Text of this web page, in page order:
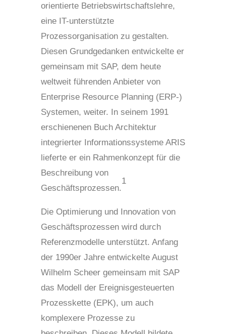
orientierte Betriebswirtschaftslehre,
eine IT-unterstützte
Prozessorganisation zu gestalten.
Diesen Grundgedanken entwickelte er
gemeinsam mit SAP, dem heute
weltweit führenden Anbieter von
Enterprise Resource Planning (ERP-)
Systemen, weiter. In seinem 1991
erschienenen Buch Architektur
integrierter Informationssysteme ARIS
lieferte er ein Rahmenkonzept für die
Beschreibung von
Geschäftsprozessen.
1
Die Optimierung und Innovation von
Geschäftsprozessen wird durch
Referenzmodelle unterstützt. Anfang
der 1990er Jahre entwickelte August
Wilhelm Scheer gemeinsam mit SAP
das Modell der Ereignisgesteuerten
Prozesskette (EPK), um auch
komplexere Prozesse zu